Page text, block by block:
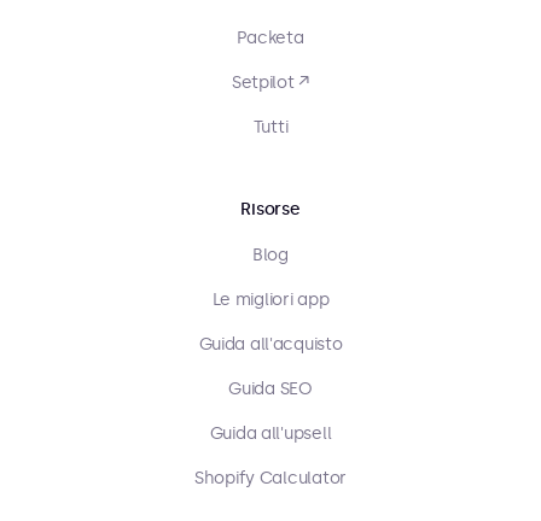
Packeta
Setpilot ↗
Tutti
Risorse
Blog
Le migliori app
Guida all'acquisto
Guida SEO
Guida all'upsell
Shopify Calculator